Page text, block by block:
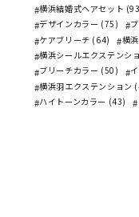
横浜結婚式ヘアセット
デザインカラー (75)
ケアブリーチ (64)
横
横浜シールエクステンシ
ブリーチカラー (50)
横浜羽エクステンション
ハイトーンカラー (43)